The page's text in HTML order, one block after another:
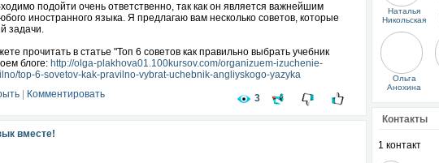
подойти очень ответственно, так как он является важнейшим
иностранного языка. Я предлагаю вам несколько советов, которые
задачи.
прочитать в статье "Топ 6 советов как правильно выбрать учебник
блоге: http://olga-plakhova01.100kursov.com/organizuem-izuchenie-
top-6-sovetov-kak-pravilno-vybrat-uchebnik-angliyskogo-yazyka
Комментировать 3
вместе!
Наталья
Никольская
Ольга
Анохина
Контакты
1 контакт